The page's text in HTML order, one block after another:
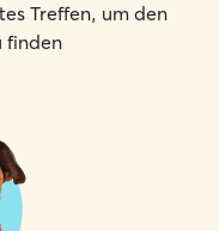
Treffen, um den
finden